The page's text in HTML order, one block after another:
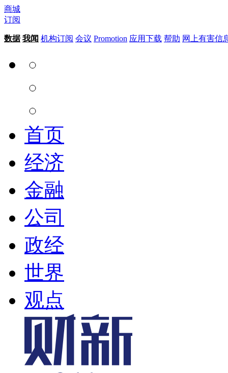
商城
订阅
数据 我闻 机构订阅 会议 Promotion 应用下载 帮助 网上有害信
首页
经济
金融
公司
政经
世界
观点